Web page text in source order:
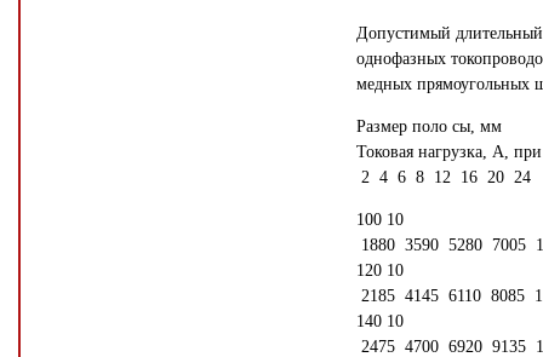
Допустимый
однофазных
медных прямоугольных
Размер поло сы, мм
Токовая нагрузка, А,
2 4 6 8 12 16 20 24
100 10
1880 3590 5280 7005
120 10
2185 4145 6110 8085
140 10
2475 4700 6920 9135